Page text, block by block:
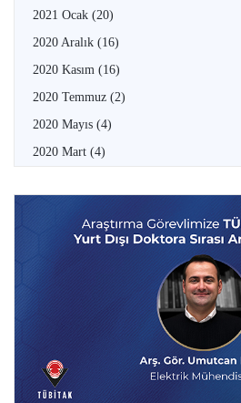
2021 Ocak (20)
2020 Aralık (16)
2020 Kasım (16)
2020 Temmuz (2)
2020 Mayıs (4)
2020 Mart (4)